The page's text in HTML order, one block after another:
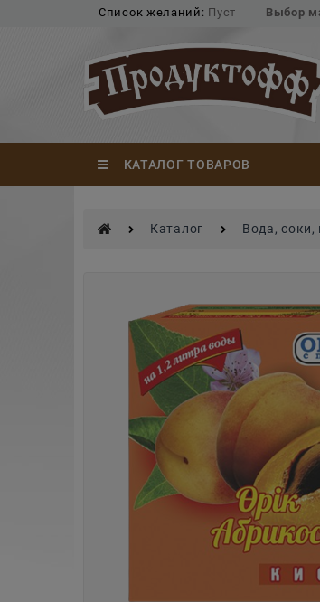
Список желаний: Пуст Выбор
КАТАЛОГ ТОВАРОВ
Каталог Вода, соки,